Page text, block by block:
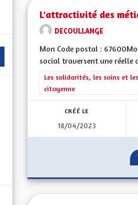
L'attractivité des
DECOULLANGE
Mon Code postal :
social traversent une réelle
Filtrer les résultats de la
Les solidarités, les soins et
citoyenne
CRÉÉ LE
18/04/2023